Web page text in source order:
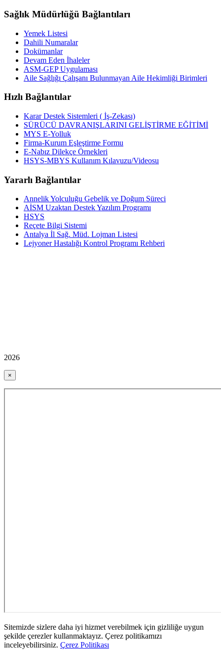
Sağlık Müdürlüğü Bağlantıları
Yemek Listesi
Dahili Numaralar
Dokümanlar
Devam Eden İhaleler
ASM-GEP Uygulaması
Aile Sağlığı Çalışanı Bulunmayan Aile Hekimliği Birimleri
Hızlı Bağlantılar
Karar Destek Sistemleri ( İş-Zekası)
SÜRÜCÜ DAVRANIŞLARINI GELİŞTİRME EĞİTİMİ
MYS E-Yolluk
Firma-Kurum Eşleştirme Formu
E-Nabız Dilekçe Örnekleri
HSYS-MBYS Kullanım Kılavuzu/Videosu
Yararlı Bağlantılar
Annelik Yolculuğu Gebelik ve Doğum Süreci
AİSM Uzaktan Destek Yazılım Programı
HSYS
Reçete Bilgi Sistemi
Antalya İl Sağ. Müd. Lojman Listesi
Lejyoner Hastalığı Kontrol Programı Rehberi
2026
×
Sitemizde sizlere daha iyi hizmet verebilmek için gizliliğe uygun
şekilde çerezler kullanmaktayız. Çerez politikamızı
inceleyebilirsiniz. Çerez Politikası